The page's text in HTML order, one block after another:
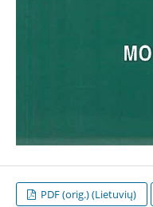
PDF (orig.) (Lietuvių)